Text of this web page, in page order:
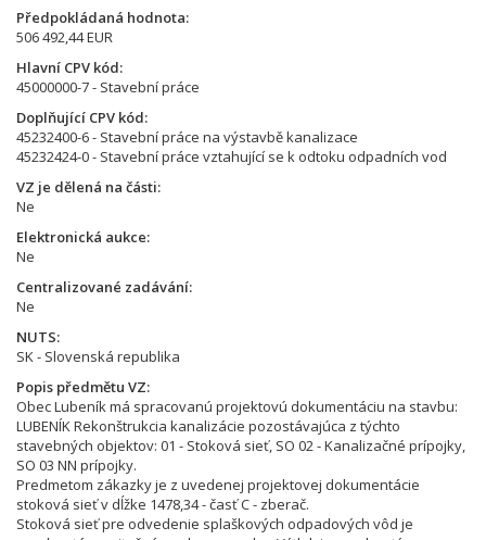
Předpokládaná hodnota
506 492,44 EUR
Hlavní CPV kód
45000000-7 - Stavební práce
Doplňující CPV kód
45232400-6 - Stavební práce na výstavbě kanalizace
45232424-0 - Stavební práce vztahující se k odtoku odpadních vod
VZ je dělená na části
Ne
Elektronická aukce
Ne
Centralizované zadávání
Ne
NUTS
SK - Slovenská republika
Popis předmětu VZ
Obec Lubeník má spracovanú projektovú dokumentáciu na stavbu:
LUBENÍK Rekonštrukcia kanalizácie pozostávajúca z týchto
stavebných objektov: 01 - Stoková sieť, SO 02 - Kanalizačné prípojky,
SO 03 NN prípojky.
Predmetom zákazky je z uvedenej projektovej dokumentácie
stoková sieť v dĺžke 1478,34 - časť C - zberač.
Stoková sieť pre odvedenie splaškových odpadových vôd je